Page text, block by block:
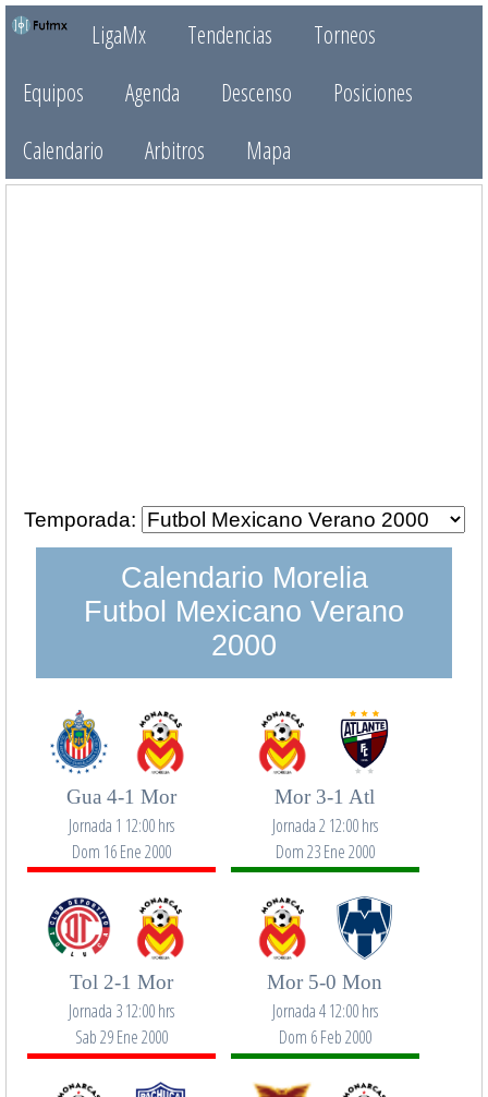
LigaMx Tendencias
Torneos
Equipos
Agenda Descenso
Posiciones
Calendario
Arbitros Mapa
Temporada:
Calendario Morelia
Futbol Mexicano Verano
2000
Gua 4-1 Mor
Jornada 1 12:00 hrs
Dom 16 Ene 2000
Mor 3-1 Atl
Jornada 2 12:00 hrs
Dom 23 Ene 2000
Tol 2-1 Mor
Jornada 3 12:00 hrs
Sab 29 Ene 2000
Mor 5-0 Mon
Jornada 4 12:00 hrs
Dom 6 Feb 2000